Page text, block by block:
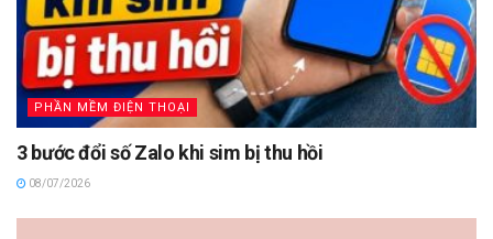
PHẦN MỀM ĐIỆN THOẠI
3 bước đổi số Zalo khi sim bị thu hồi
08/07/2026